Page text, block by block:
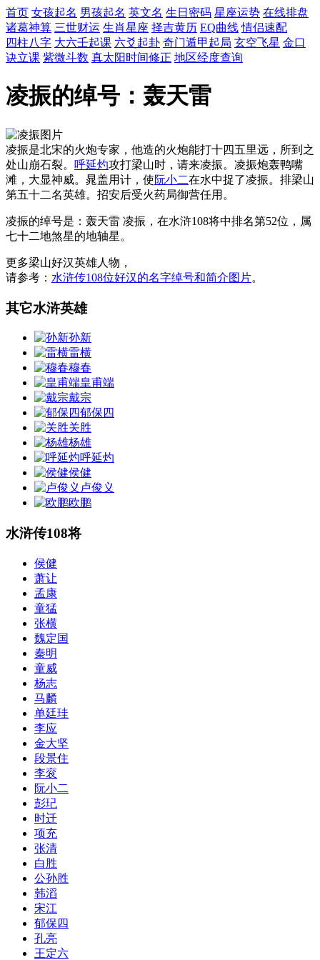
首页 女孩起名 男孩起名 英文名 生日密码 星座运势 在线排盘
诸葛神算 三世财运 生肖星座 择吉黄历 EQ曲线 情侣速配
四柱八字 大六壬起课 六爻起卦 奇门遁甲起局 玄空飞星 金口
诀立课 紫微斗数 真太阳时间修正 地区经度查询
凌振的绰号：轰天雷
凌振是北宋的火炮专家，他造的火炮能打十四五里远，所到之
处山崩石裂。 呼延灼攻打梁山时，请来凌振。凌振炮轰鸭嘴
滩，大显神威。晁盖用计，使阮小二在水中捉了凌振。排梁山
第五十二名英雄。招安后受火药局御营任用。
凌振的绰号是：轰天雷 凌振，在水浒108将中排名第52位，属
七十二地煞星的地轴星。
更多梁山好汉英雄人物，
请参考： 水浒传108位好汉的名字绰号和简介图片。
其它水浒英雄
孙新
雷横
穆春
皇甫端
戴宗
郁保四
关胜
杨雄
呼延灼
侯健
卢俊义
欧鹏
水浒传108将
侯健
萧让
孟康
童猛
张横
魏定国
秦明
童威
杨志
马麟
单廷珪
李应
金大坚
段景住
李衮
阮小二
彭玘
时迁
项充
张清
白胜
公孙胜
韩滔
宋江
郁保四
孔亮
王定六